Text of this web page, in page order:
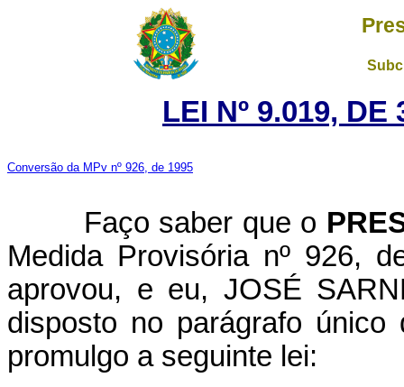
LEI Nº 9.019, DE
Conversão da MPv nº 926, de 1995
Faço saber que o
Medida Provisória nº 926,
aprovou, e eu, JOSÉ
disposto no parágrafo
promulgo a seguinte lei: